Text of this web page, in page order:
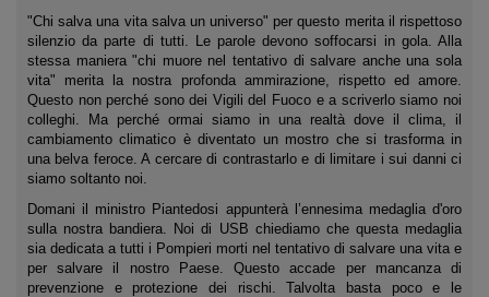
"Chi salva una vita salva un universo" per questo merita il rispettoso
silenzio da parte di tutti. Le parole devono soffocarsi in gola. Alla
stessa maniera "chi muore nel tentativo di salvare anche una sola
vita" merita la nostra profonda ammirazione, rispetto ed amore.
Questo non perché sono dei Vigili del Fuoco e a scriverlo siamo noi
colleghi. Ma perché ormai siamo in una realtà dove il clima, il
cambiamento climatico è diventato un mostro che si trasforma in
una belva feroce. A cercare di contrastarlo e di limitare i sui danni ci
siamo soltanto noi.
Domani il ministro Piantedosi appunterà l’ennesima medaglia d'oro
sulla nostra bandiera. Noi di USB chiediamo che questa medaglia
sia dedicata a tutti i Pompieri morti nel tentativo di salvare una vita e
per salvare il nostro Paese. Questo accade per mancanza di
prevenzione e protezione dei rischi. Talvolta basta poco e le